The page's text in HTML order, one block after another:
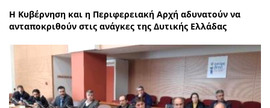
Η Κυβέρνηση και η Περιφερειακή Αρχή αδυνατούν να
ανταποκριθούν στις ανάγκες της Δυτικής Ελλάδας